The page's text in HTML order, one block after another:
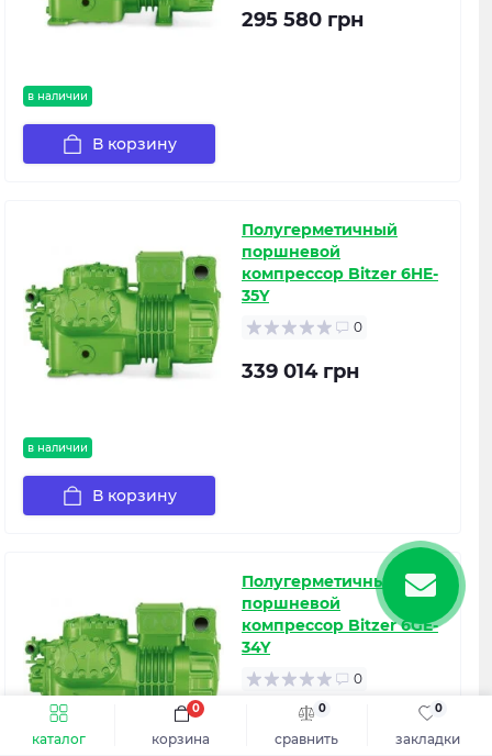
каталог сравнить
0
закладки
0
корзина
0
в наличии
295 580 грн
В корзину
в наличии
Полугерметичный
поршневой
компрессор Bitzer 6HE-
35Y
0
339 014 грн
В корзину
Полугерметичный
поршневой
компрессор Bitzer 6GE-
34Y
0
338 997 грн